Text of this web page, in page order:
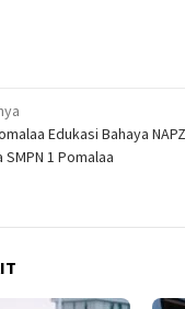
Edukasi Bahaya
1 Pomalaa